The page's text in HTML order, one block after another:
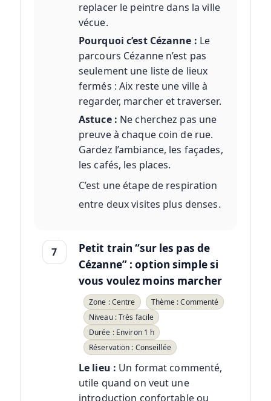
replacer le peintre dans la ville
vécue.
Pourquoi c’est Cézanne : Le
parcours Cézanne n’est pas
seulement une liste de lieux
fermés : Aix reste une ville à
regarder, marcher et traverser.
Astuce : Ne cherchez pas une
preuve à chaque coin de rue.
Gardez l’ambiance, les façades,
les cafés, les places.
C’est une étape de respiration
entre deux visites plus denses.
7
Petit train “sur les pas de
Cézanne” : option simple si
vous voulez moins marcher
Zone : Centre
Thème : Commenté
Niveau : Très facile
Durée : Environ 1 h
Réservation : Conseillée
Le lieu : Un format commenté,
utile quand on veut une
introduction confortable ou